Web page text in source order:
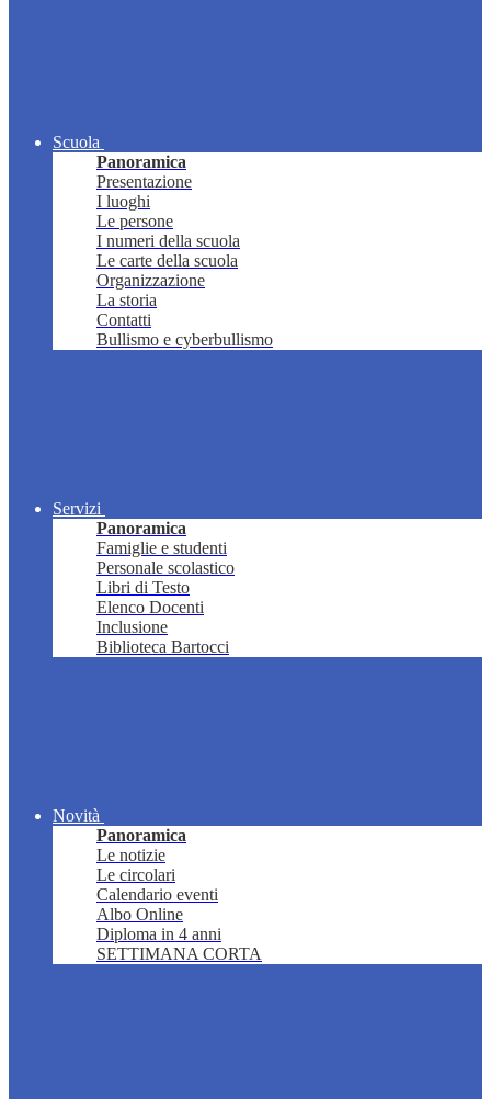
Scuola
Panoramica
Presentazione
I luoghi
Le persone
I numeri della scuola
Le carte della scuola
Organizzazione
La storia
Contatti
Bullismo e cyberbullismo
Servizi
Panoramica
Famiglie e studenti
Personale scolastico
Libri di Testo
Elenco Docenti
Inclusione
Biblioteca Bartocci
Novità
Panoramica
Le notizie
Le circolari
Calendario eventi
Albo Online
Diploma in 4 anni
SETTIMANA CORTA